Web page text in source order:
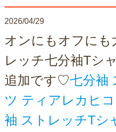
2026/04/29
オンにもオフにも
レッチ七分袖Tシ
追加です♡七分袖
ツ ティアレカヒ
袖 ストレッチTシ